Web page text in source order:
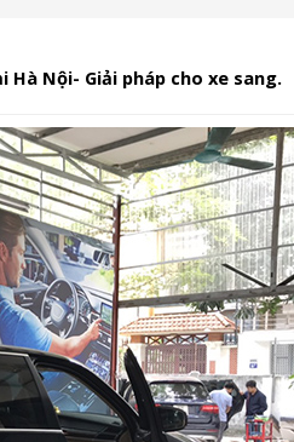
Hà Nội- Giải pháp cho xe sang.